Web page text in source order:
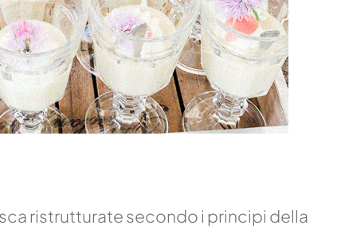
ristrutturate secondo i principi della